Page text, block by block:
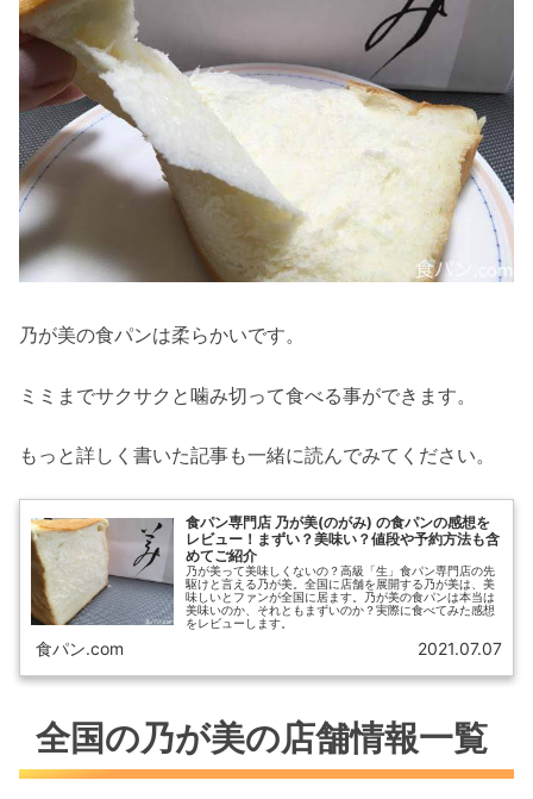
乃が美の食パンは柔らかいです。
ミミまでサクサクと噛み切って食べる事ができます。
もっと詳しく書いた記事も一緒に読んでみてください。
食パン専門店 乃が美(のがみ) の食パンの感想を
レビュー！まずい？美味い？値段や予約方法も含
めてご紹介
乃が美って美味しくないの？高級「生」食パン専門店の先
駆けと言える乃が美。全国に店舗を展開する乃が美は、美
味しいとファンが全国に居ます。乃が美の食パンは本当は
美味いのか、それともまずいのか？実際に食べてみた感想
をレビューします。
食パン.com 2021.07.07
全国の乃が美の店舗情報一覧